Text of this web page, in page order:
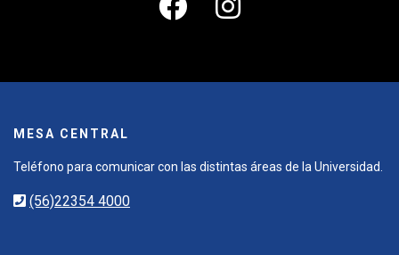
MESA CENTRAL
Teléfono para comunicar con las distintas áreas de la Universidad.
(56)22354 4000